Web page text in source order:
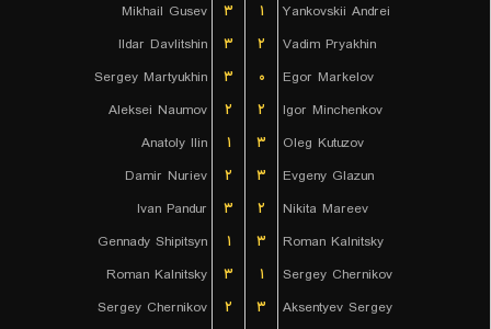
Mikhail Gusev
۳ ۱
Yankovskii Andrei
Ildar Davlitshin
۳ ۲
Vadim Pryakhin
Sergey Martyukhin
۳ ۰
Egor Markelov
Aleksei Naumov
۲ ۲
Igor Minchenkov
Anatoly Ilin
۱ ۳
Oleg Kutuzov
Damir Nuriev
۲ ۳
Evgeny Glazun
Ivan Pandur
۳ ۲
Nikita Mareev
Gennady Shipitsyn
۱ ۳
Roman Kalnitsky
Roman Kalnitsky
۳ ۱
Sergey Chernikov
Sergey Chernikov
۲ ۳
Aksentyev Sergey